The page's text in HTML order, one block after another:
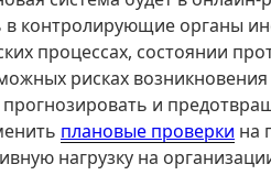
в контролирующие органы
процессах, состоянии
рисках
и
плановые проверки на
нагрузку на